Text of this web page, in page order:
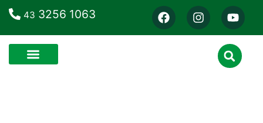
43 3256 1063